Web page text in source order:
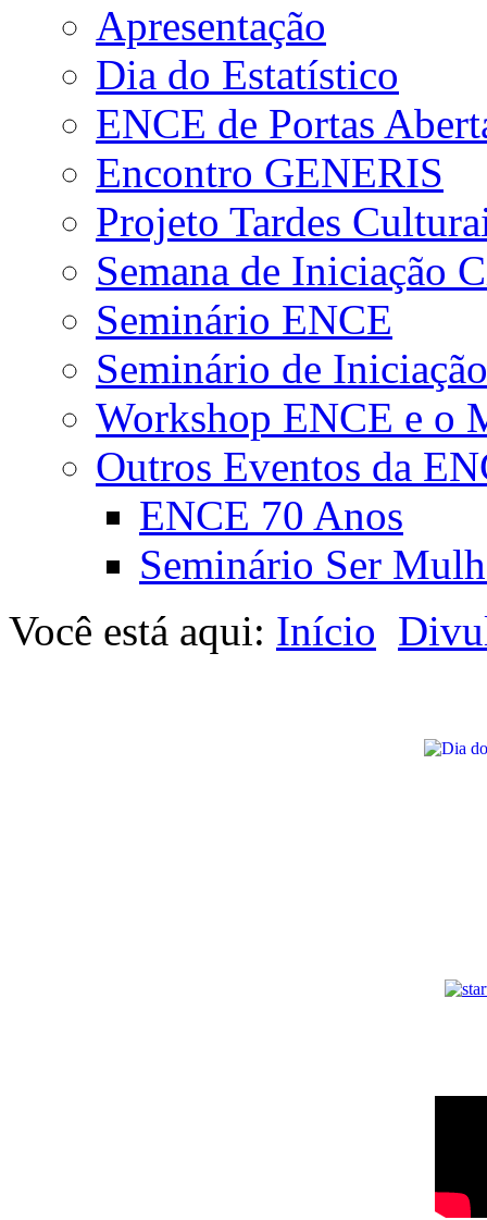
Apresentação
Dia do Estatístico
ENCE de Portas
Encontro GENERIS
Projeto Tardes
Semana de Iniciação
Seminário ENCE
Seminário de
Workshop ENCE e o
Outros Eventos da
ENCE 70 Anos
Seminário Ser
Você está aqui: Início